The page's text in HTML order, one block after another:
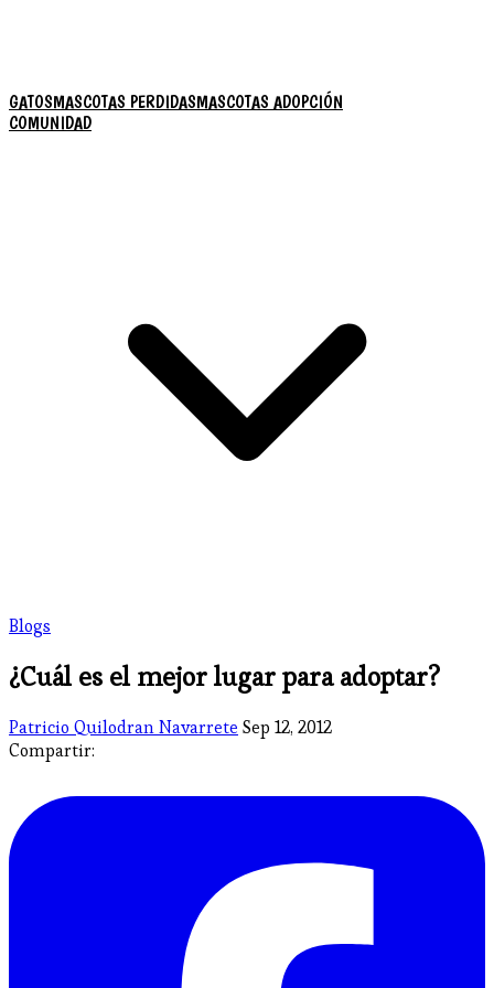
GATOSMASCOTAS PERDIDASMASCOTAS ADOPCIÓN
COMUNIDAD
Blogs
¿Cuál es el mejor lugar para adoptar?
Patricio Quilodran Navarrete Sep 12, 2012
Compartir: